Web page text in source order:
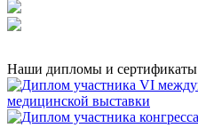
Наши дипломы и сертификаты